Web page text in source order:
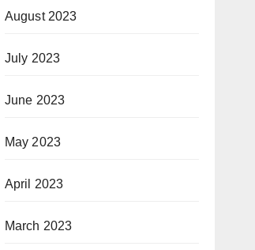
August 2023
July 2023
June 2023
May 2023
April 2023
March 2023